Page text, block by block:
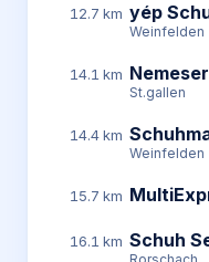
12.7 km yép
Weinfelden
14.1 km
St.gallen
14.4 km
Weinfelden
15.7 km
16.1 km Schuh